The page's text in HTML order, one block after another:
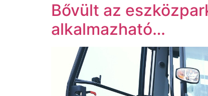
Bővült az
alkalmazható…